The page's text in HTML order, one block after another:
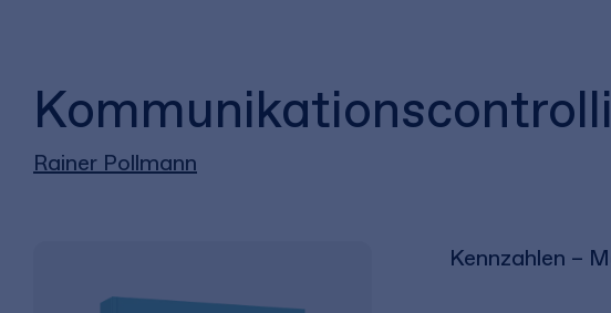
Rainer Pollmann
Kennzahlen –